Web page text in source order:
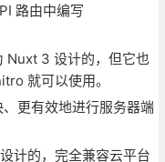
路由中编写
Nuxt 3 设计的，但它也
就可以使用。
更有效地进行服务器端
计的，完全兼容云平台